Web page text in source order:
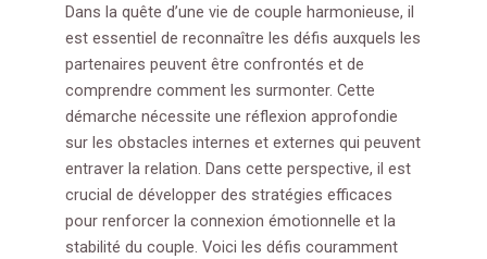
Dans la quête d’une vie de couple harmonieuse, il
est essentiel de reconnaître les défis auxquels les
partenaires peuvent être confrontés et de
comprendre comment les surmonter. Cette
démarche nécessite une réflexion approfondie
sur les obstacles internes et externes qui peuvent
entraver la relation. Dans cette perspective, il est
crucial de développer des stratégies efficaces
pour renforcer la connexion émotionnelle et la
stabilité du couple. Voici les défis couramment